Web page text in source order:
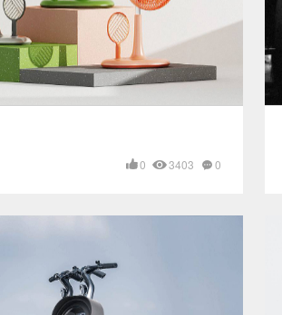
0 3403 0